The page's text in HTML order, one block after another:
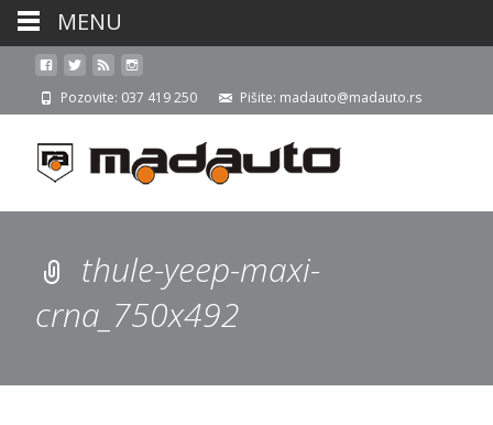
Pozovite: 037 419 250 Pišite: madauto@madauto.rs
thule-yeep-maxi-
crna_750x492
MENU